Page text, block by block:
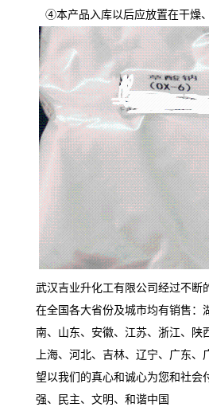
④本产品入库以后应放置在干燥
武汉吉业升化工有限公司经过不断
在全国各大省份及城市均有销售：
南、山东、安徽、江苏、浙江、陕
上海、河北、吉林、辽宁、广东
望以我们的真心和诚心为您和社会
强、民主、文明、和谐中国